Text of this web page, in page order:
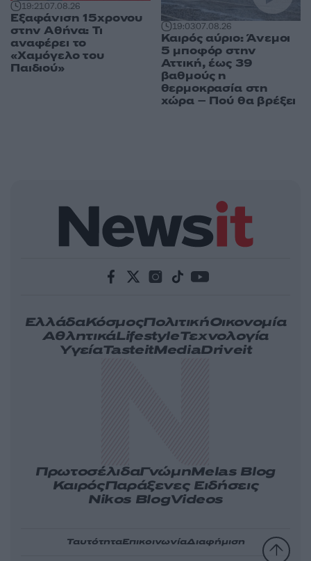
19:2107.08.26
Εξαφάνιση 15χρονου
στην Αθήνα: Τι
αναφέρει το
«Χαμόγελο του
Παιδιού»
19:0307.08.26
Καιρός αύριο: Άνεμοι
5 μποφόρ στην
Αττική, έως 39
βαθμούς η
θερμοκρασία στη
χώρα – Πού θα βρέξει
ΕλλάδαΚόσμοςΠολιτικήΟικονομία
ΑθλητικάLifestyleΤεχνολογία
ΥγείαTasteitMediaDriveit
ΠρωτοσέλιδαΓνώμηMelas Blog
ΚαιρόςΠαράξενες Ειδήσεις
Nikos BlogVideos
ΤαυτότηταΕπικοινωνίαΔιαφήμιση